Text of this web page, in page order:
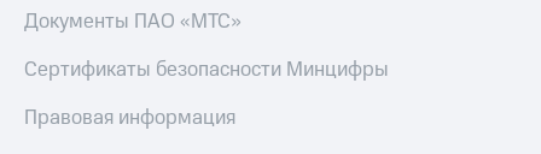
Документы ПАО «МТС»
Сертификаты безопасности Минцифры
Правовая информация